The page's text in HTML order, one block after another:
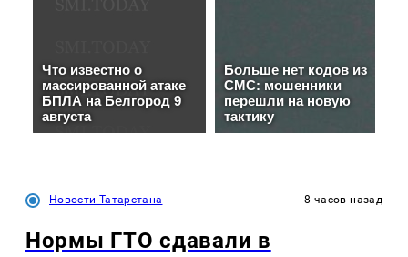
Новости Татарстана 8 часов назад
Нормы ГТО сдавали в